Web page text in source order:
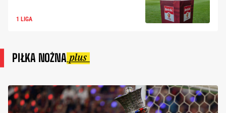
1 LIGA
PIŁKA NOŻNA